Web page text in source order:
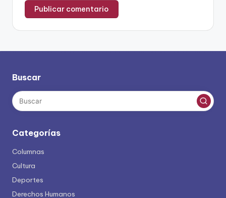
Buscar
Categorías
Columnas
Cultura
Deportes
Derechos Humanos